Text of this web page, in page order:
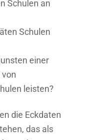
Schulen an
Schulen
einer
leisten?
die Eckdaten
das als